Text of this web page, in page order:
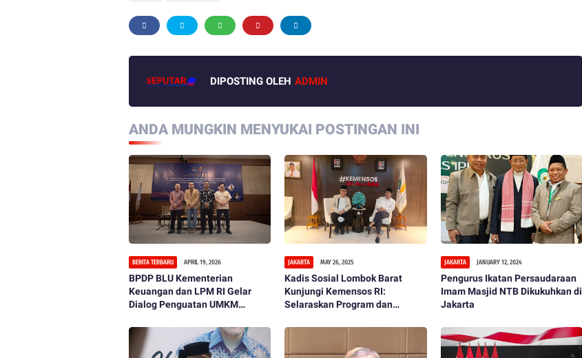
DIPOSTING OLEH ADMIN
ANDA MUNGKIN MENYUKAI POSTINGAN INI
BERITA TERBARU APRIL 19, 2026
BPDP BLU Kementerian
Keuangan dan LPM RI Gelar
Dialog Penguatan UMKM
JAKARTA MAY 26, 2025
Kadis Sosial Lombok Barat
Kunjungi Kemensos RI:
Selaraskan Program dan
JAKARTA JANUARY 12, 2024
Pengurus Ikatan Persaudaraan
Imam Masjid NTB Dikukuhkan di
Jakarta